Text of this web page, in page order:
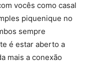
vocês como casal
piquenique no
sempre
é estar aberto a
mais a conexão